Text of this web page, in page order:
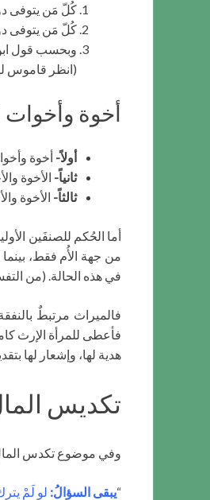
كُلّ مَن يتوفى
كُلّ مَن يتوفى
وبحسب قول
(انظر قاموس
أخوة وأخوات
أولاً- أخوة
ثانياً- الأخوة
ثالثاً- الأخوة
أما الحُكم للصنفَين
من جهة الأُم فقط،
في هذه الحالة. (من
فالميراث مرتبطٌ
فأعطى للمرأة الإرث
هدية لها، وإشعار لها
تكديس
وفي موضوع تكدس المال
“يبقى السؤالُ: لو لَمْ